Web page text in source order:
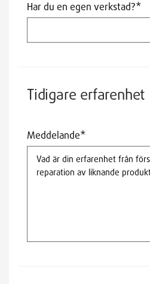
Har du en egen verkstad?*
Tidigare erfarenhet
Meddelande*